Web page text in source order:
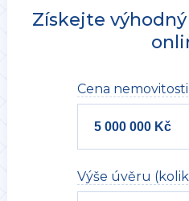
Získejte
Cena nemovitosti
Výše úvěru